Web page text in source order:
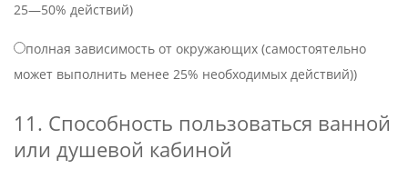
25—50% действий)
полная зависимость от окружающих (самостоятельно
может выполнить менее 25% необходимых действий))
11. Способность пользоваться ванной
или душевой кабиной